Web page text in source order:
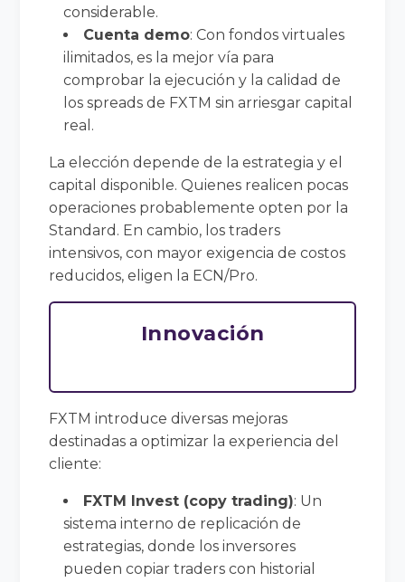
considerable.
Cuenta demo: Con fondos virtuales
ilimitados, es la mejor vía para
comprobar la ejecución y la calidad de
los spreads de FXTM sin arriesgar capital
real.
La elección depende de la estrategia y el
capital disponible. Quienes realicen pocas
operaciones probablemente opten por la
Standard. En cambio, los traders
intensivos, con mayor exigencia de costos
reducidos, eligen la ECN/Pro.
Innovación
FXTM introduce diversas mejoras
destinadas a optimizar la experiencia del
cliente:
FXTM Invest (copy trading): Un
sistema interno de replicación de
estrategias, donde los inversores
pueden copiar traders con historial